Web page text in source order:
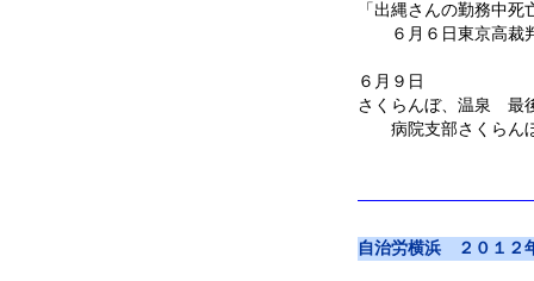
「出縄さんの勤務中死
６月６日東京高裁判
６月９日
さくらんぼ、温泉 最
病院支部さくらん
自治労横浜 ２０１２